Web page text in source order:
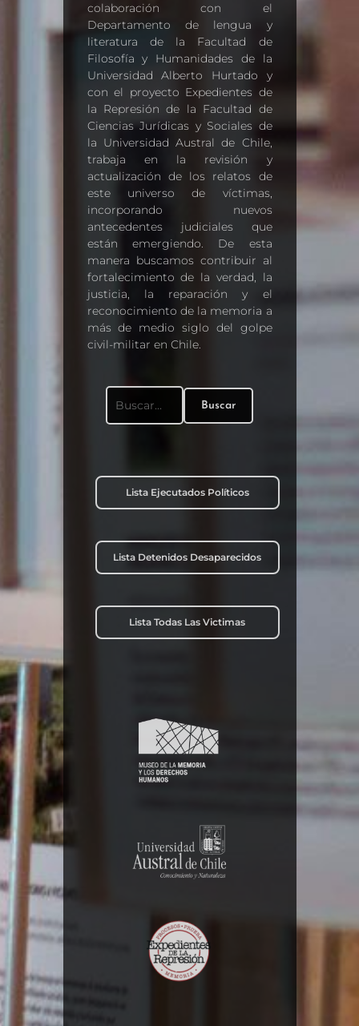
colaboración con el
Departamento de lengua y
literatura de la Facultad de
Filosofía y Humanidades de la
Universidad Alberto Hurtado y
con el proyecto Expedientes de
la Represión de la Facultad de
Ciencias Jurídicas y Sociales de
la Universidad Austral de Chile,
trabaja en la revisión y
actualización de los relatos de
este universo de víctimas,
incorporando nuevos
antecedentes judiciales que
están emergiendo. De esta
manera buscamos contribuir al
fortalecimiento de la verdad, la
justicia, la reparación y el
reconocimiento de la memoria a
más de medio siglo del golpe
civil-militar en Chile.
Buscar:Buscar
Lista Ejecutados Políticos
Lista Detenidos Desaparecidos
Lista Todas Las Victimas